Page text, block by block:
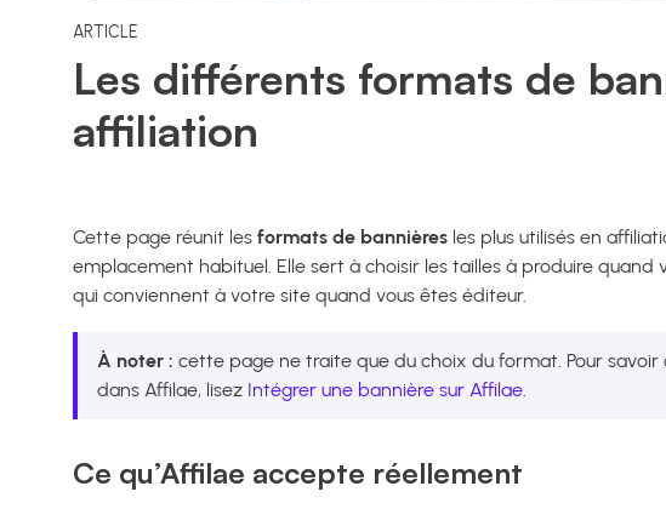
ARTICLE
Les différents formats de
affiliation
Cette page réunit les formats de bannières les plus utilisés en
emplacement habituel. Elle sert à choisir les tailles à produire quand
qui conviennent à votre site quand vous êtes éditeur.
À noter : cette page ne traite que du choix du format. Pour
dans Affilae, lisez Intégrer une bannière sur Affilae
Ce qu’Affilae accepte réellement